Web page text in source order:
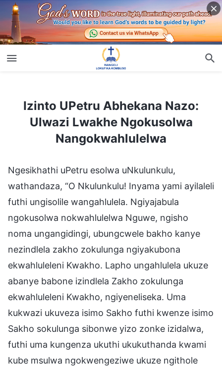
Izinto UPetru Abhekana Nazo:
Ulwazi Lwakhe Ngokusolwa
Nangokwahlulelwa
Ngesikhathi uPetru esolwa uNkulunkulu,
wathandaza, “O Nkulunkulu! Inyama yami ayilaleli
futhi ungisolile wangahlulela. Ngiyajabula
ngokusolwa nokwahlulelwa Nguwe, ngisho
noma ungangidingi, ubungcwele bakho kanye
nezindlela zakho zokulunga ngiyakubona
ekwahluleleni Kwakho. Lapho ungahlulela ukuze
abanye babone izindlela Zakho zokulunga
ekwahluleleni Kwakho, ngiyeneliseka. Uma
kukwazi ukuveza isimo Sakho futhi kwenze isimo
Sakho sokulunga sibonwe yizo zonke izidalwa,
futhi uma kungenza ukuthi ukukuthanda kwami
kube msulwa ngokwengeziwe ukuze ngithole